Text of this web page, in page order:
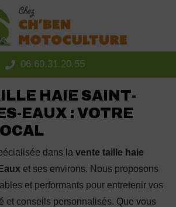
06.60.31.20.55
HAIE SAINT-
EAUX : VOTRE
dans la vente taille haie
et ses environs. Nous proposons
et performants pour entretenir vos
et conseils personnalisés. Que vous
cookies